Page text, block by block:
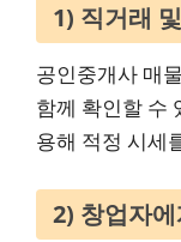
1) 직거래
공인중개사 매
함께 확인할 수
용해 적정 시세
2) 창업자